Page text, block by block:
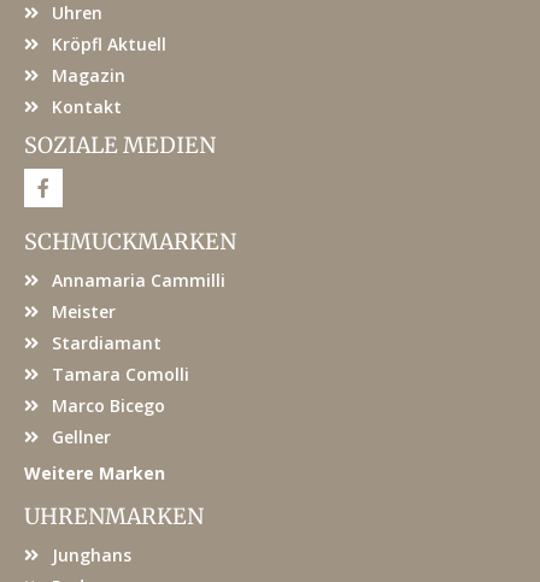
Uhren
Kröpfl Aktuell
Magazin
Kontakt
SOZIALE MEDIEN
F
a
e
b
o
SCHMUCKMARKEN
Annamaria Cammilli
Meister
Stardiamant
Tamara Comolli
Marco Bicego
Gellner
Weitere Marken
UHRENMARKEN
Junghans